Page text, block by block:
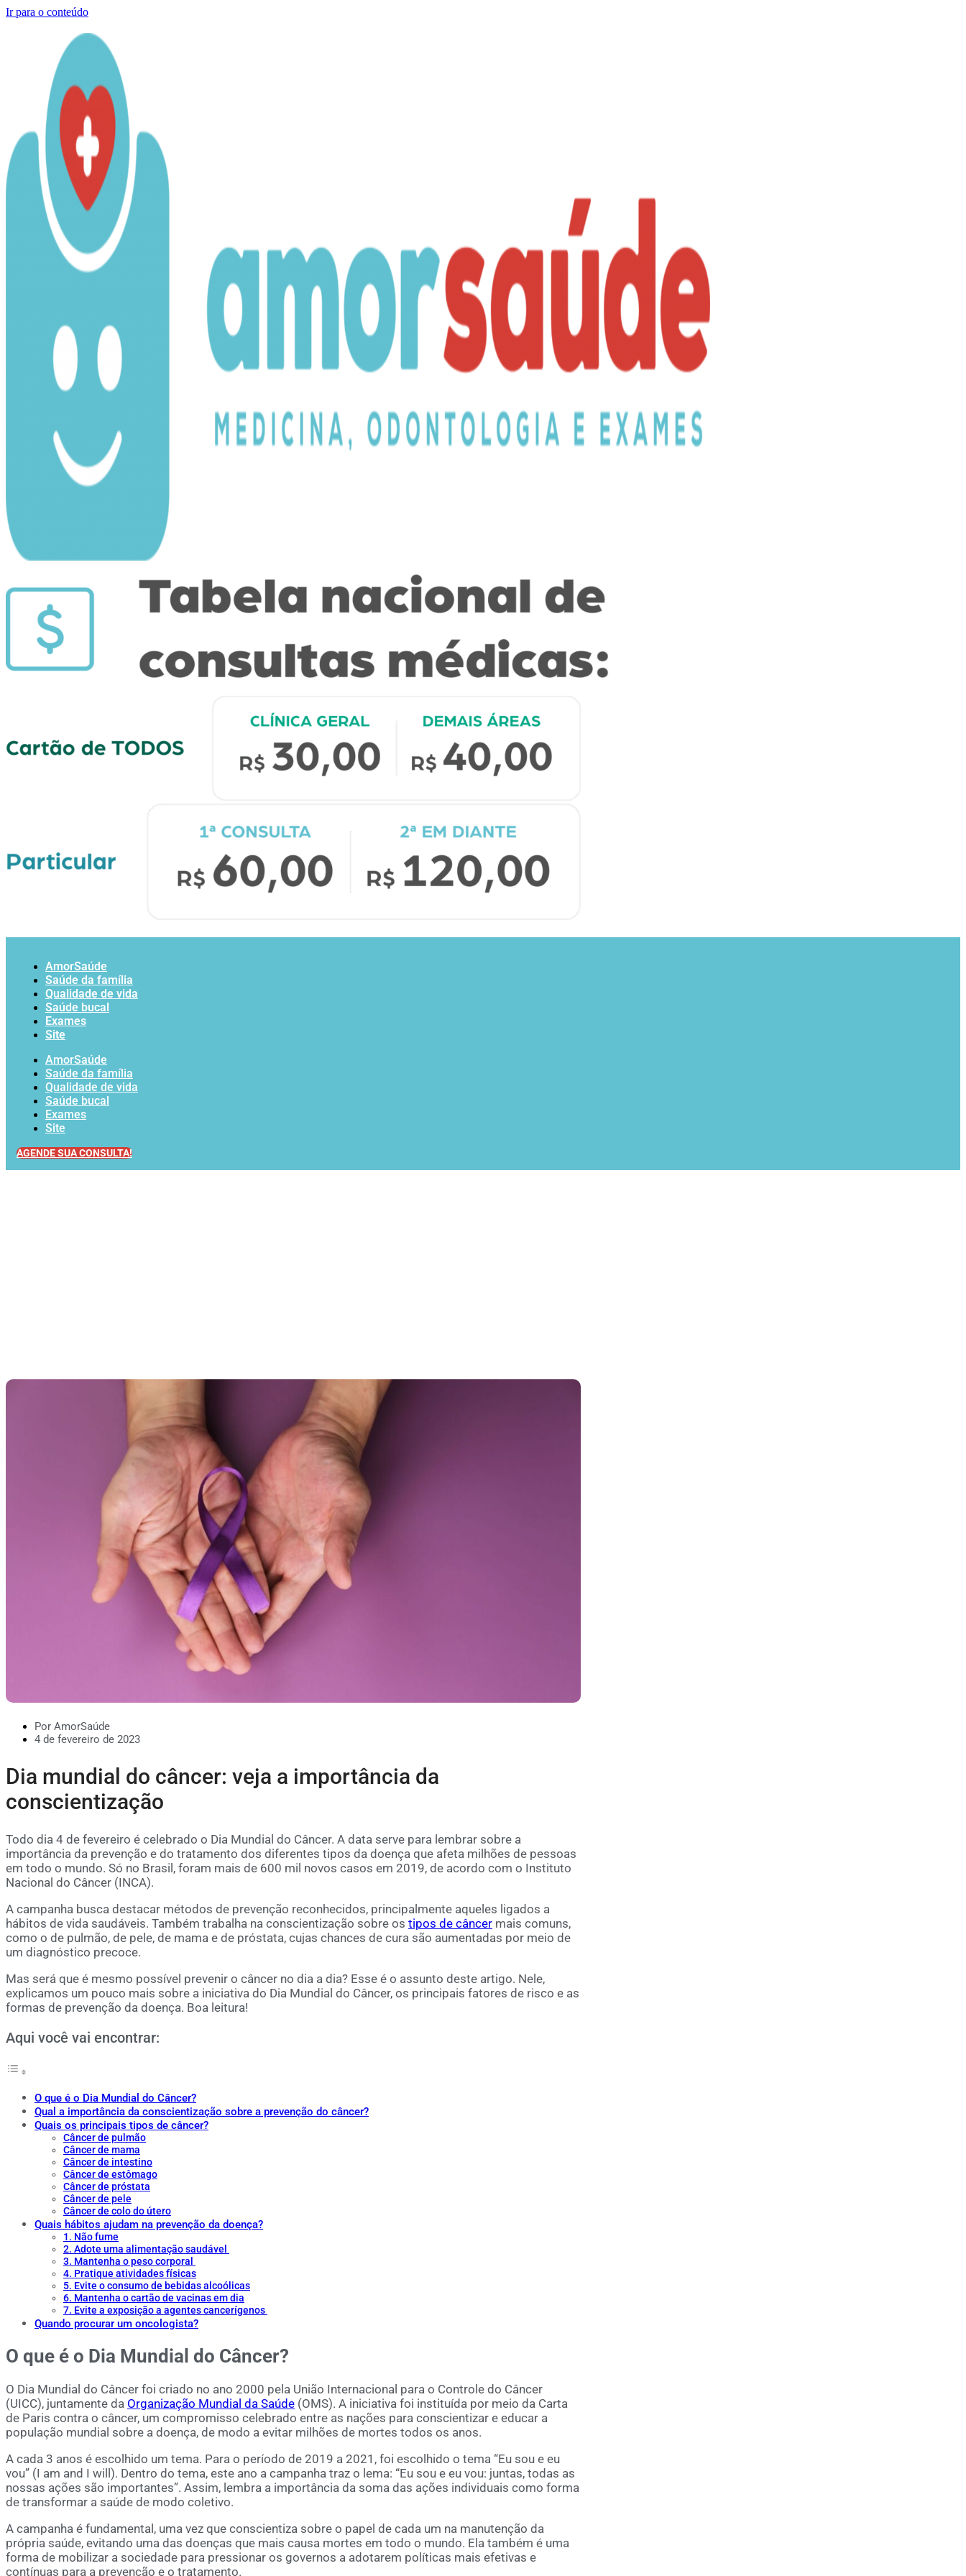
Ir para o conteúdo
AmorSaúde
Saúde da família
Qualidade de vida
Saúde bucal
Exames
Site
AmorSaúde
Saúde da família
Qualidade de vida
Saúde bucal
Exames
Site
AGENDE SUA CONSULTA!
Por AmorSaúde
4 de fevereiro de 2023
Dia mundial do câncer: veja a importância da
conscientização
Todo dia 4 de fevereiro é celebrado o Dia Mundial do Câncer. A data serve para lembrar sobre a
importância da prevenção e do tratamento dos diferentes tipos da doença que afeta milhões de pessoas
em todo o mundo. Só no Brasil, foram mais de 600 mil novos casos em 2019, de acordo com o Instituto
Nacional do Câncer (INCA).
A campanha busca destacar métodos de prevenção reconhecidos, principalmente aqueles ligados a
hábitos de vida saudáveis. Também trabalha na conscientização sobre os tipos de câncer mais comuns,
como o de pulmão, de pele, de mama e de próstata, cujas chances de cura são aumentadas por meio de
um diagnóstico precoce.
Mas será que é mesmo possível prevenir o câncer no dia a dia? Esse é o assunto deste artigo. Nele,
explicamos um pouco mais sobre a iniciativa do Dia Mundial do Câncer, os principais fatores de risco e as
formas de prevenção da doença. Boa leitura!
Aqui você vai encontrar:
O que é o Dia Mundial do Câncer?
Qual a importância da conscientização sobre a prevenção do câncer?
Quais os principais tipos de câncer?
Câncer de pulmão
Câncer de mama
Câncer de intestino
Câncer de estômago
Câncer de próstata
Câncer de pele
Câncer de colo do útero
Quais hábitos ajudam na prevenção da doença?
1. Não fume
2. Adote uma alimentação saudável
3. Mantenha o peso corporal
4. Pratique atividades físicas
5. Evite o consumo de bebidas alcoólicas
6. Mantenha o cartão de vacinas em dia
7. Evite a exposição a agentes cancerígenos
Quando procurar um oncologista?
O que é o Dia Mundial do Câncer?
O Dia Mundial do Câncer foi criado no ano 2000 pela União Internacional para o Controle do Câncer
(UICC), juntamente da Organização Mundial da Saúde (OMS). A iniciativa foi instituída por meio da Carta
de Paris contra o câncer, um compromisso celebrado entre as nações para conscientizar e educar a
população mundial sobre a doença, de modo a evitar milhões de mortes todos os anos.
A cada 3 anos é escolhido um tema. Para o período de 2019 a 2021, foi escolhido o tema “Eu sou e eu
vou” (I am and I will). Dentro do tema, este ano a campanha traz o lema: “Eu sou e eu vou: juntas, todas as
nossas ações são importantes”. Assim, lembra a importância da soma das ações individuais como forma
de transformar a saúde de modo coletivo.
A campanha é fundamental, uma vez que conscientiza sobre o papel de cada um na manutenção da
própria saúde, evitando uma das doenças que mais causa mortes em todo o mundo. Ela também é uma
forma de mobilizar a sociedade para pressionar os governos a adotarem políticas mais efetivas e
contínuas para a prevenção e o tratamento.